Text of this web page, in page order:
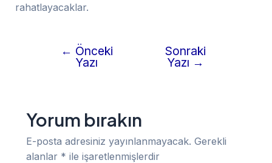
rahatlayacaklar.
gezinmesi
← Önceki
Yazı
Sonraki
Yazı →
Yorum bırakın
E-posta adresiniz yayınlanmayacak. Gerekli
alanlar * ile işaretlenmişlerdir